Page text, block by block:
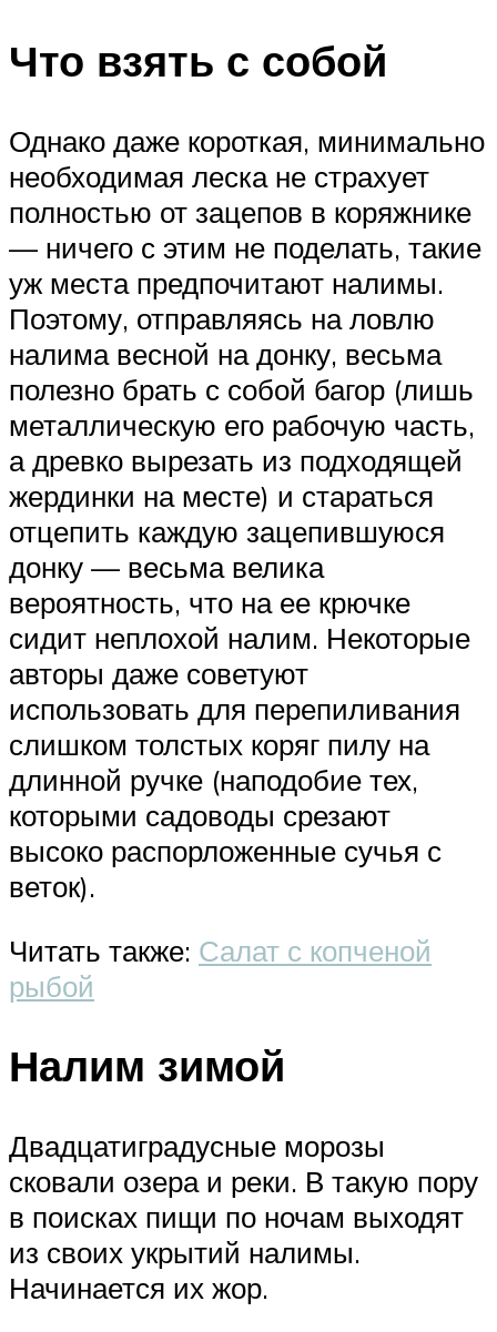
Что взять с собой
Однако даже короткая, минимально
необходимая леска не страхует
полностью от зацепов в коряжнике
— ничего с этим не поделать, такие
уж места предпочитают налимы.
Поэтому, отправляясь на ловлю
налима весной на донку, весьма
полезно брать с собой багор (лишь
металлическую его рабочую часть,
а древко вырезать из подходящей
жердинки на месте) и стараться
отцепить каждую зацепившуюся
донку — весьма велика
вероятность, что на ее крючке
сидит неплохой налим. Некоторые
авторы даже советуют
использовать для перепиливания
слишком толстых коряг пилу на
длинной ручке (наподобие тех,
которыми садоводы срезают
высоко распорложенные сучья с
веток).
Читать также: Салат с копченой
рыбой
Налим зимой
Двадцатиградусные морозы
сковали озера и реки. В такую пору
в поисках пищи по ночам выходят
из своих укрытий налимы.
Начинается их жор.